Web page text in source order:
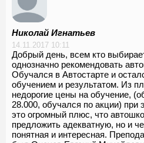
Николай Игнатьев
14.11.2017 10:11
Добрый день, всем кто
однозначно рекомендовать
Обучался в Автостарте и
обучением и результатом. Из
недорогие цены на обучение,
28.000, обучался по акции) при
это огромный плюс, что
предложить адекватную, но и
понятная и интересная.